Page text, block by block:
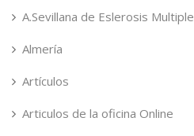
A.Sevillana de Eslerosis Multiple
Almería
Artículos
Articulos de la oficina Online